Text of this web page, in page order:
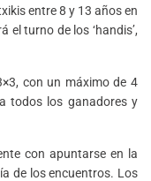
entre 8 y 13 años en
el turno de los ‘handis’,
con un máximo de 4
todos los ganadores y
con apuntarse en la
de los encuentros. Los